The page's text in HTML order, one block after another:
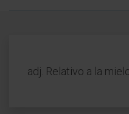
adj. Relativo a la